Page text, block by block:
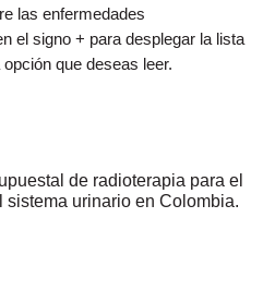
las enfermedades
el signo + para desplegar la lista
que deseas leer.
de radioterapia para el
sistema urinario en Colombia.